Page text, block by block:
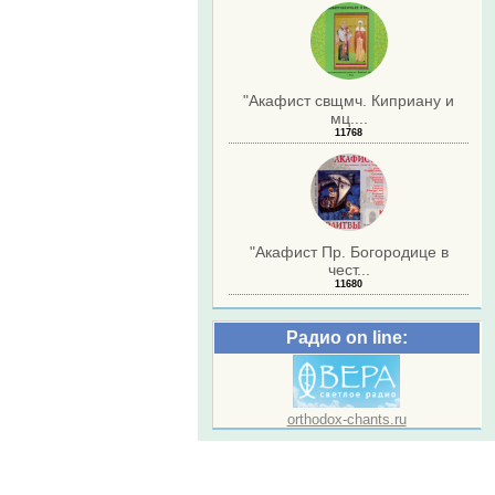
"Акафист свщмч. Киприану и
мц....
11768
"Акафист Пр. Богородице в
чест...
11680
Радио on line:
orthodox-chants.ru